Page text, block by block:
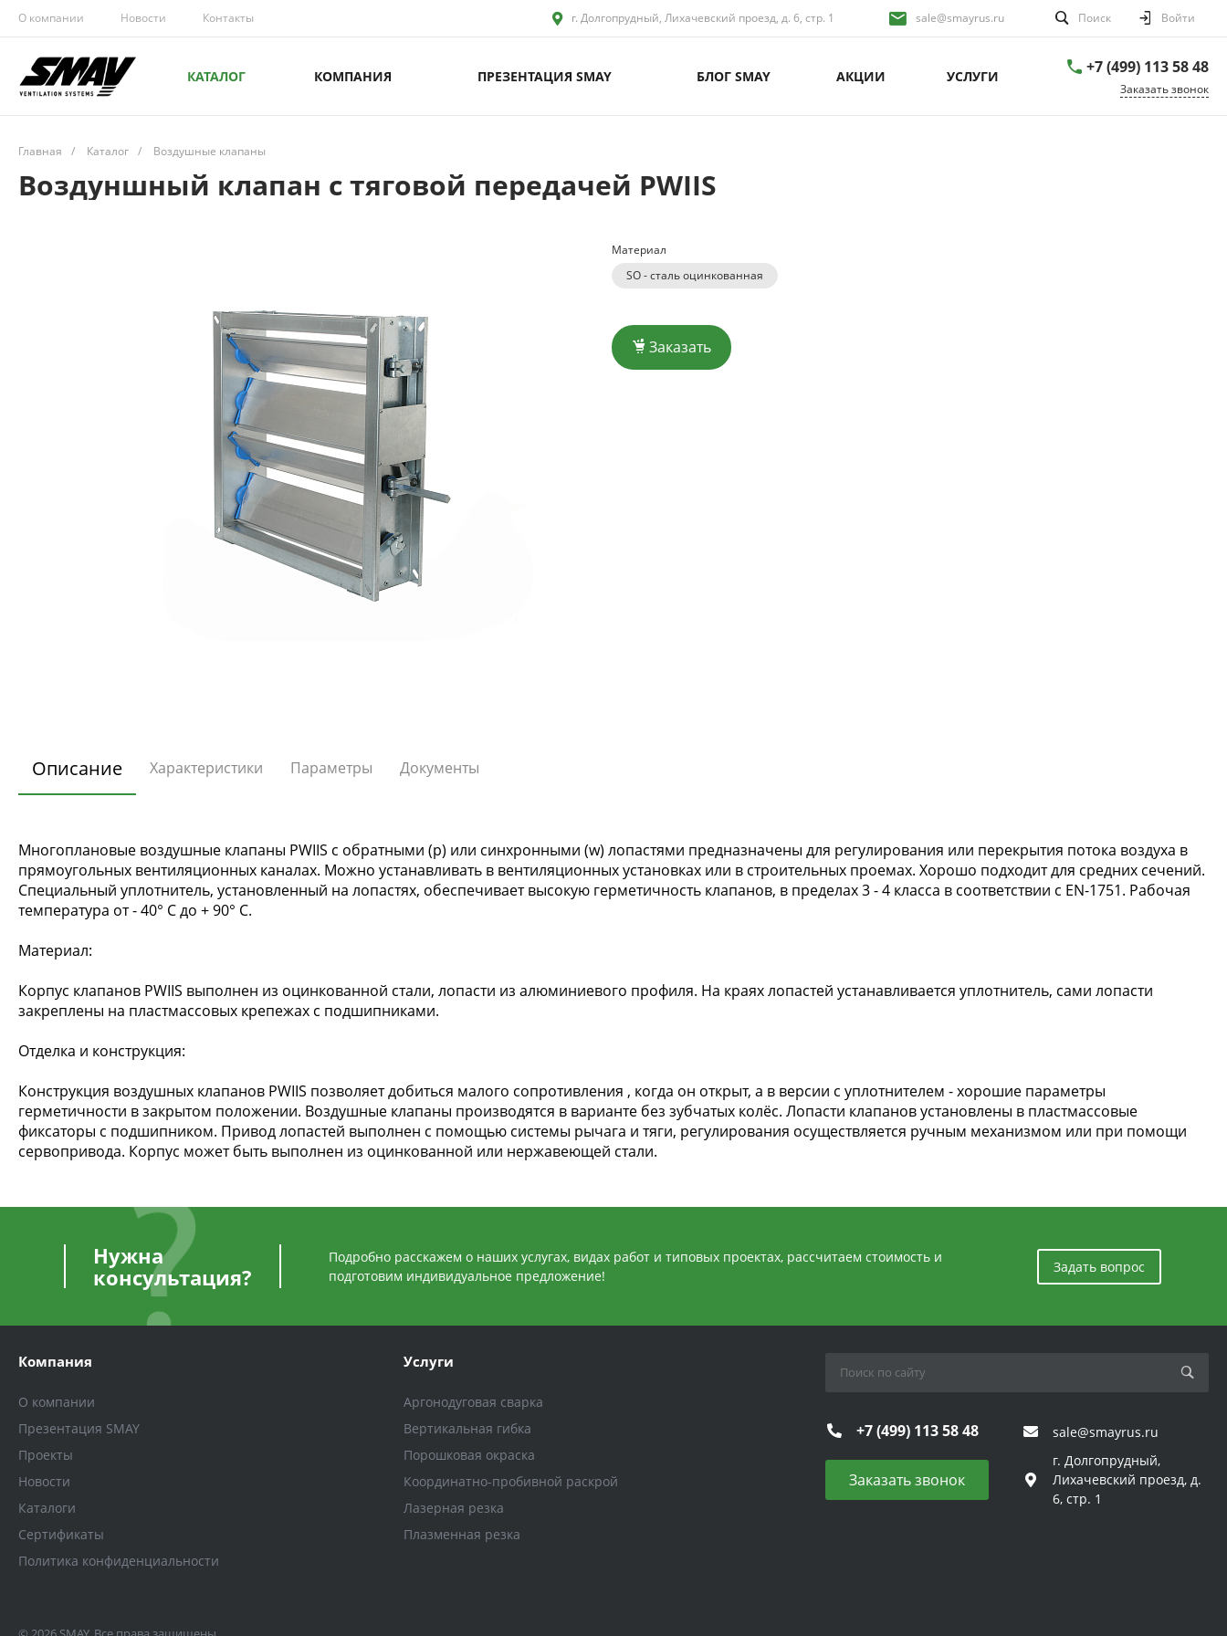
О компании Новости Контакты г. Долгопрудный, Лихачевский проезд, д. 6, стр. 1 sale@smayrus.ru Поиск Войти
КАТАЛОГ КОМПАНИЯ ПРЕЗЕНТАЦИЯ SMAY БЛОГ SMAY АКЦИИ УСЛУГИ +7 (499) 113 58 48
Заказать звонок
Главная / Каталог / Воздушные клапаны
Воздуншный клапан с тяговой передачей PWIIS
Материал
SO - сталь оцинкованная
Заказать
Описание Характеристики Параметры Документы
Многоплановые воздушные клапаны PWIIS с обратными (p) или синхронными (w) лопастями предназначены для регулирования или перекрытия потока воздуха в
прямоугольных вентиляционных каналах. Можно устанавливать в вентиляционных установках или в строительных проемах. Хорошо подходит для средних сечений.
Специальный уплотнитель, установленный на лопастях, обеспечивает высокую герметичность клапанов, в пределах 3 - 4 класса в соответствии c EN-1751. Рабочая
температура от - 40° С до + 90° С.
Материал:
Корпус клапанов PWIIS выполнен из оцинкованной стали, лопасти из алюминиевого профиля. На краях лопастей устанавливается уплотнитель, сами лопасти
закреплены на пластмассовых крепежах с подшипниками.
Отделка и конструкция:
Конструкция воздушных клапанов PWIIS позволяет добиться малого сопротивления , когда он открыт, а в версии с уплотнителем - хорошие параметры
герметичности в закрытом положении. Воздушные клапаны производятся в варианте без зубчатых колёс. Лопасти клапанов установлены в пластмассовые
фиксаторы с подшипником. Привод лопастей выполнен с помощью системы рычага и тяги, регулирования осуществляется ручным механизмом или при помощи
сервопривода. Корпус может быть выполнен из оцинкованной или нержавеющей стали.
Нужна
консультация?
Подробно расскажем о наших услугах, видах работ и типовых проектах, рассчитаем стоимость и
подготовим индивидуальное предложение!
Задать вопрос
Компания
О компании
Презентация SMAY
Проекты
Новости
Каталоги
Сертификаты
Политика конфиденциальности
Услуги
Аргонодуговая сварка
Вертикальная гибка
Порошковая окраска
Координатно-пробивной раскрой
Лазерная резка
Плазменная резка
+7 (499) 113 58 48 sale@smayrus.ru
Заказать звонок
г. Долгопрудный,
Лихачевский проезд, д.
6, стр. 1